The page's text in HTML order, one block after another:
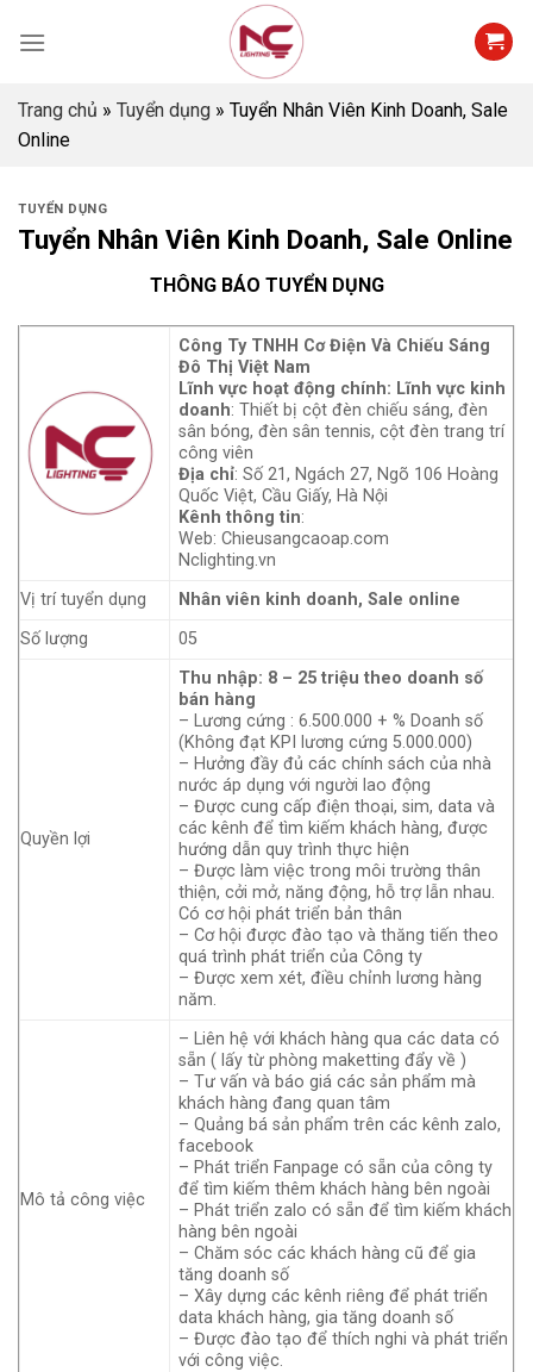
Trang chủ » Tuyển dụng » Tuyển Nhân Viên Kinh Doanh, Sale
Online
TUYỂN DỤNG
Tuyển Nhân Viên Kinh Doanh, Sale Online
THÔNG BÁO TUYỂN DỤNG
Công Ty TNHH Cơ Điện Và Chiếu Sáng
Đô Thị Việt Nam
Lĩnh vực hoạt động chính: Lĩnh vực kinh
doanh: Thiết bị cột đèn chiếu sáng, đèn
sân bóng, đèn sân tennis, cột đèn trang trí
công viên
Địa chỉ: Số 21, Ngách 27, Ngõ 106 Hoàng
Quốc Việt, Cầu Giấy, Hà Nội
Kênh thông tin:
Web: Chieusangcaoap.com
Nclighting.vn
Vị trí tuyển dụng
Nhân viên kinh doanh, Sale online
Số lượng
05
Quyền lợi
Thu nhập: 8 – 25 triệu theo doanh số
bán hàng
– Lương cứng : 6.500.000 + % Doanh số
(Không đạt KPI lương cứng 5.000.000)
– Hưởng đầy đủ các chính sách của nhà
nước áp dụng với người lao động
– Được cung cấp điện thoại, sim, data và
các kênh để tìm kiếm khách hàng, được
hướng dẫn quy trình thực hiện
– Được làm việc trong môi trường thân
thiện, cởi mở, năng động, hỗ trợ lẫn nhau.
Có cơ hội phát triển bản thân
– Cơ hội được đào tạo và thăng tiến theo
quá trình phát triển của Công ty
– Được xem xét, điều chỉnh lương hàng
năm.
Mô tả công việc
– Liên hệ với khách hàng qua các data có
sẵn ( lấy từ phòng maketting đẩy về )
– Tư vấn và báo giá các sản phẩm mà
khách hàng đang quan tâm
– Quảng bá sản phẩm trên các kênh zalo,
facebook
– Phát triển Fanpage có sẵn của công ty
để tìm kiếm thêm khách hàng bên ngoài
– Phát triển zalo có sẵn để tìm kiếm khách
hàng bên ngoài
– Chăm sóc các khách hàng cũ để gia
tăng doanh số
– Xây dựng các kênh riêng để phát triển
data khách hàng, gia tăng doanh số
– Được đào tạo để thích nghi và phát triển
với công việc.